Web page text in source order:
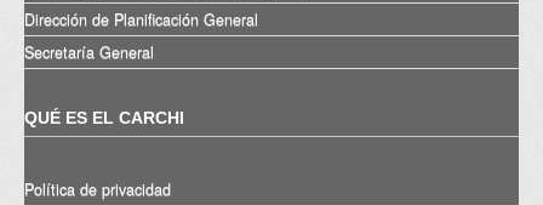
Dirección de Planificación General
Secretaría General
QUÉ ES EL CARCHI
Política de privacidad